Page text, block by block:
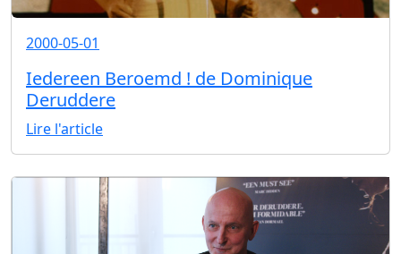
2000-05-01
Iedereen Beroemd ! de Dominique
Deruddere
Lire l'article